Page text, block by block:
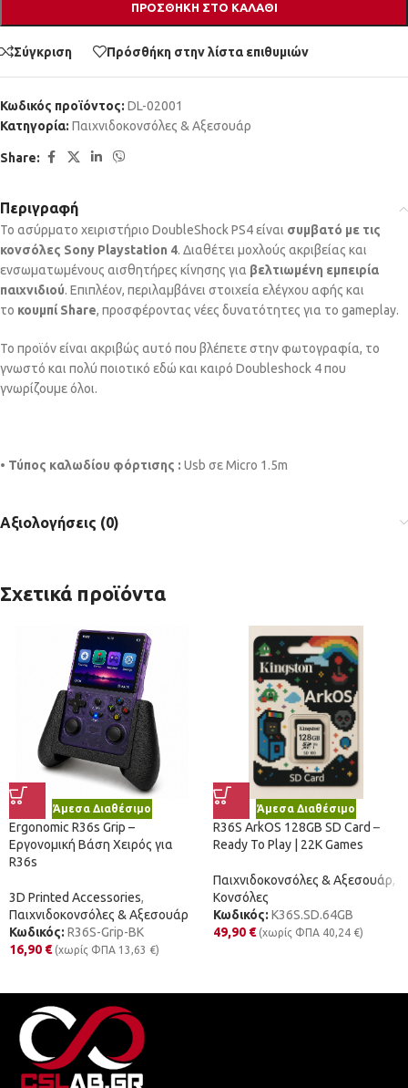
ΠΡΟΣΘΉΚΗ ΣΤΟ ΚΑΛΆΘΙ
Σύγκριση Πρόσθήκη στην λίστα επιθυμιών
Κωδικός προϊόντος: DL-02001
Κατηγορία: Παιχνιδοκονσόλες & Αξεσουάρ
Share:
Περιγραφή
Το ασύρματο χειριστήριο DoubleShock PS4 είναι συμβατό με τις
κονσόλες Sony Playstation 4. Διαθέτει μοχλούς ακριβείας και
ενσωματωμένους αισθητήρες κίνησης για βελτιωμένη εμπειρία
παιχνιδιού. Επιπλέον, περιλαμβάνει στοιχεία ελέγχου αφής και
το κουμπί Share, προσφέροντας νέες δυνατότητες για το gameplay.
Το προϊόν είναι ακριβώς αυτό που βλέπετε στην φωτογραφία, το
γνωστό και πολύ ποιοτικό εδώ και καιρό Doubleshock 4 που
γνωρίζουμε όλοι.
• Τύπος καλωδίου φόρτισης : Usb σε Micro 1.5m
Αξιολογήσεις (0)
Σχετικά προϊόντα
Άμεσα Διαθέσιμο
Ergonomic R36s Grip –
Εργονομική Βάση Χειρός για
R36s
3D Printed Accessories,
Παιχνιδοκονσόλες & Αξεσουάρ
Κωδικός: R36S-Grip-ΒΚ
16,90 € (χωρίς ΦΠΑ 13,63 €)
Άμεσα Διαθέσιμο
R36S ArkOS 128GB SD Card –
Ready To Play | 22K Games
Παιχνιδοκονσόλες & Αξεσουάρ,
Κονσόλες
Κωδικός: K36S.SD.64GB
49,90 € (χωρίς ΦΠΑ 40,24 €)